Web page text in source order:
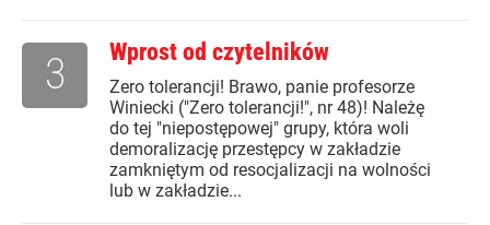
Wprost od czytelników
Zero tolerancji! Brawo, panie profesorze
Winiecki ("Zero tolerancji!", nr 48)! Należę
do tej "niepostępowej" grupy, która woli
demoralizację przestępcy w zakładzie
zamkniętym od resocjalizacji na wolności
lub w zakładzie...
3